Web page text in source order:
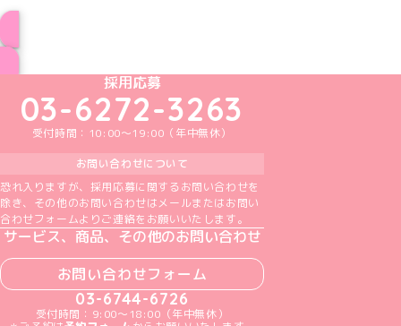
めいどりーみんTikTok公式アカウント
めいどりーみんX公式アカウント
めいどりーみんInstagram公式アカウント
めいどりーみんFacebook公式アカウン
めいどりーみんYouTube公式アカ
採用応募
03-6272-3263
受付時間：10:00～19:00（年中無休）
お問い合わせについて
恐れ入りますが、採用応募に関するお問い合わせを
除き、その他のお問い合わせはメールまたはお問い
合わせフォームよりご連絡をお願いいたします。
サービス、商品、その他のお問い合わせ
お問い合わせフォーム
03-6744-6726
受付時間：9:00～18:00（年中無休）